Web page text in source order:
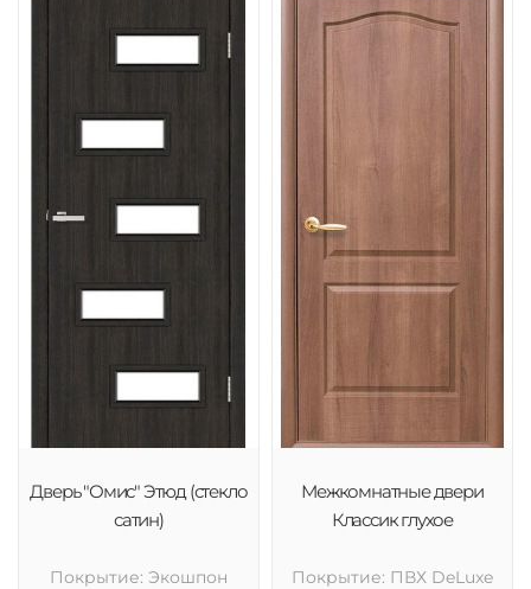
Дверь "Омис" Этюд (стекло
сатин)
Покрытие: Экошпон
Межкомнатные двери
Классик глухое
Покрытие: ПВХ DeLuxe